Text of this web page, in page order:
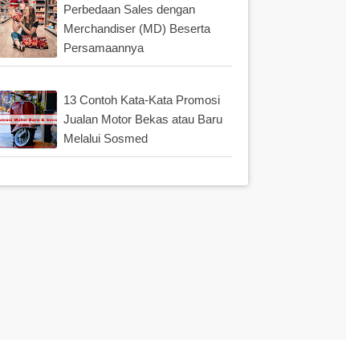
Perbedaan Sales dengan
Merchandiser (MD) Beserta
Persamaannya
13 Contoh Kata-Kata Promosi
Jualan Motor Bekas atau Baru
Melalui Sosmed